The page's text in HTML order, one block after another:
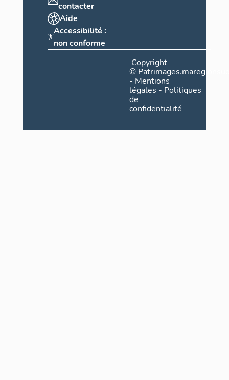
contacter
Aide
Accessibilité :
non conforme
Copyright
©
- Mentions
légales - Politiques
de
confidentialité